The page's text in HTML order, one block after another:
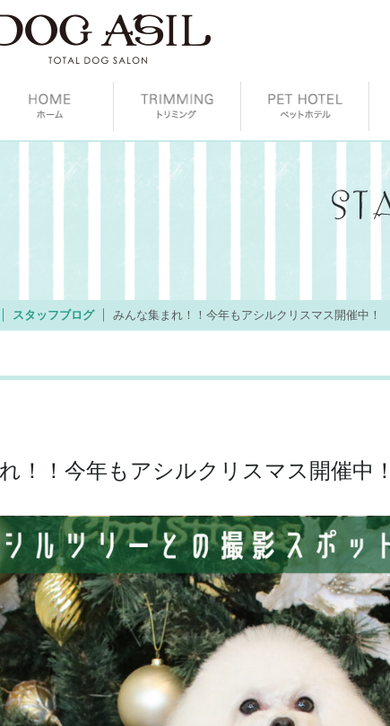
スタッフブログ みんな集まれ！！今年もアシルクリスマス開催中！
！！今年もアシルクリスマス開催中！